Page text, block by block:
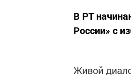
В РТ
России» с
Живой